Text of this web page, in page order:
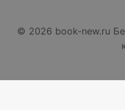
© 2026 book-new.ru